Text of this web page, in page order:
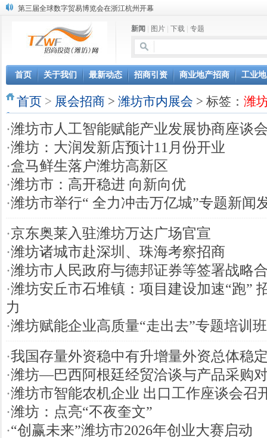
第三届全球数字贸易博览会在浙江杭州开幕
潍坊招商局讯：2024中日韩产业合作发展论坛开幕
昌乐大项目“拔节生长”赋能高质量发展
格润麦尔高端淀粉预混料智能制造项目顺利通过验收
潍坊招商局转：潍坊的冬日“秋景”
潍坊招商局转：潍坊历史名人--燕肃
香港上市公司投资信息
欢聚潍坊·2024青岛啤酒 畅享节今晚启幕
新闻 图片 下载 专题
首页 关于我们 最新动态 招商引资 商业地产招商 工业
首页 > 展会招商 > 潍坊市内展会 > 标签： 潍
·潍坊市人工智能赋能产业发展协商座谈
·潍坊：大润发新店预计11月份开业
·盒马鲜生落户潍坊高新区
·潍坊市：高开稳进 向新向优
·潍坊市举行“ 全力冲击万亿城”专题新闻
·京东奥莱入驻潍坊万达广场官宣
·潍坊诸城市赴深圳、珠海考察招商
·潍坊市人民政府与德邦证券等签署战略
·潍坊安丘市石堆镇：项目建设加速“跑”
力
·潍坊赋能企业高质量“走出去”专题培训
·我国存量外资稳中有升增量外资总体稳
·潍坊—巴西阿根廷经贸洽谈与产品采购
·潍坊市智能农机企业 出口工作座谈会召
·潍坊：点亮“不夜奎文”
·“创赢未来”潍坊市2026年创业大赛启动